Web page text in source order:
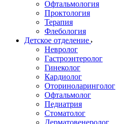
Офтальмология
Проктология
Терапия
Флебология
Детское отделение
Невролог
Гастроэнтеролог
Гинеколог
Кардиолог
Оториноларинголог
Офтальмолог
Педиатрия
Стоматолог
Дерматовенеролог